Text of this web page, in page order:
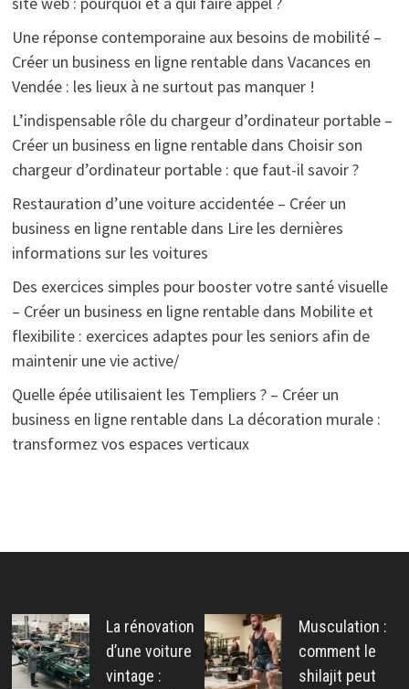
Une réponse contemporaine aux besoins de mobilité –
Créer un business en ligne rentabledans Vacances en
Vendée : les lieux à ne surtout pas manquer !
L’indispensable rôle du chargeur d’ordinateur portable –
Créer un business en ligne rentabledans Choisir son
chargeur d’ordinateur portable : que faut-il savoir ?
Restauration d’une voiture accidentée – Créer un
business en ligne rentabledans Lire les dernières
informations sur les voitures
Des exercices simples pour booster votre santé visuelle
– Créer un business en ligne rentabledans Mobilite et
flexibilite : exercices adaptes pour les seniors afin de
maintenir une vie active/
Quelle épée utilisaient les Templiers ? – Créer un
business en ligne rentabledans La décoration murale :
transformez vos espaces verticaux
La rénovation
d’une voiture
vintage :
Musculation :
comment le
shilajit peut